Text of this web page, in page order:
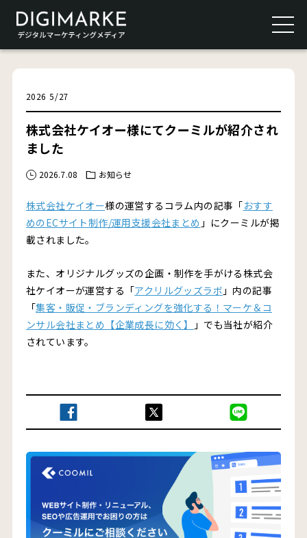
2026 5 / 27
株式会社ケイオー様にてクーミルが紹介され
ました
2026.7.08 お知らせ
株式会社ケイオー様の運営するコラム内の記事「おすす
めのECサイト制作/運用支援会社まとめ 」にクーミルが掲
載されました。
また、オリジナルグッズの企画・制作を手がける株式会
社ケイオーが運営する「アクリルグッズラボ 」内の記事
「集客・販促・ブランディングを強化する！マーケ＆コ
ンサル会社まとめ【企業成長に効く】
」でも当社が紹介
されています。